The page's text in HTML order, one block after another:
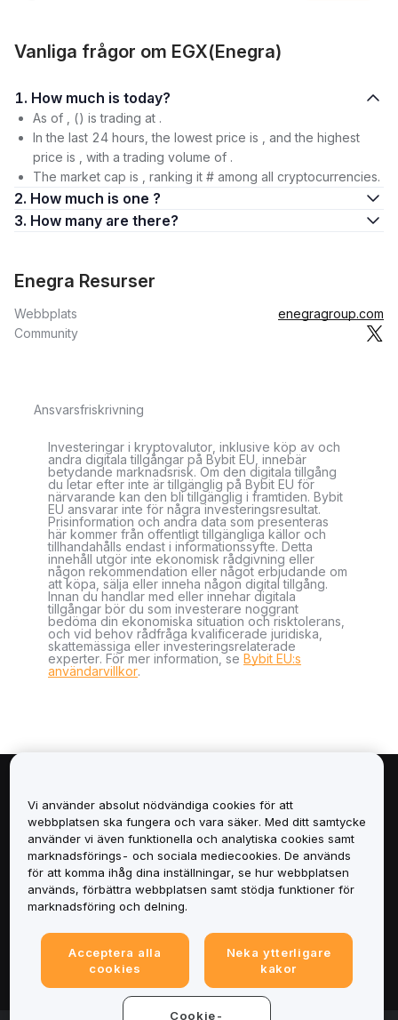
Vanliga frågor om EGX(Enegra)
1. How much is today?
As of , () is trading at .
In the last 24 hours, the lowest price is , and the highest
price is , with a trading volume of .
The market cap is , ranking it # among all cryptocurrencies.
2. How much is one ?
3. How many are there?
Enegra Resurser
Webbplats
enegragroup.com
Community
Ansvarsfriskrivning
Investeringar i kryptovalutor, inklusive köp av och
andra digitala tillgångar på Bybit EU, innebär
betydande marknadsrisk. Om den digitala tillgång
du letar efter inte är tillgänglig på Bybit EU för
närvarande kan den bli tillgänglig i framtiden. Bybit
EU ansvarar inte för några investeringsresultat.
Prisinformation och andra data som presenteras
här kommer från offentligt tillgängliga källor och
tillhandahålls endast i informationssyfte. Detta
innehåll utgör inte ekonomisk rådgivning eller
någon rekommendation eller något erbjudande om
att köpa, sälja eller inneha någon digital tillgång.
Innan du handlar med eller innehar digitala
tillgångar bör du som investerare noggrant
bedöma din ekonomiska situation och risktolerans,
och vid behov rådfråga kvalificerade juridiska,
skattemässiga eller investeringsrelaterade
experter. För mer information, se Bybit EU:s
användarvillkor.
Tjänster
Support
Juridiskt
Vi använder absolut nödvändiga cookies för att
webbplatsen ska fungera och vara säker. Med ditt samtycke
använder vi även funktionella och analytiska cookies samt
marknadsförings- och sociala mediecookies. De används
för att komma ihåg dina inställningar, se hur webbplatsen
används, förbättra webbplatsen samt stödja funktioner för
marknadsföring och delning.
Acceptera alla
cookies
Neka ytterligare
kakor
Cookie-